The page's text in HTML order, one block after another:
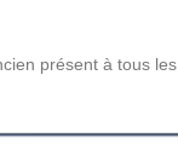
présent à tous les